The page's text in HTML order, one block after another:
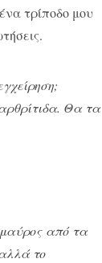
τρίποδο μου
Θα τα
μαύρος από τα
το